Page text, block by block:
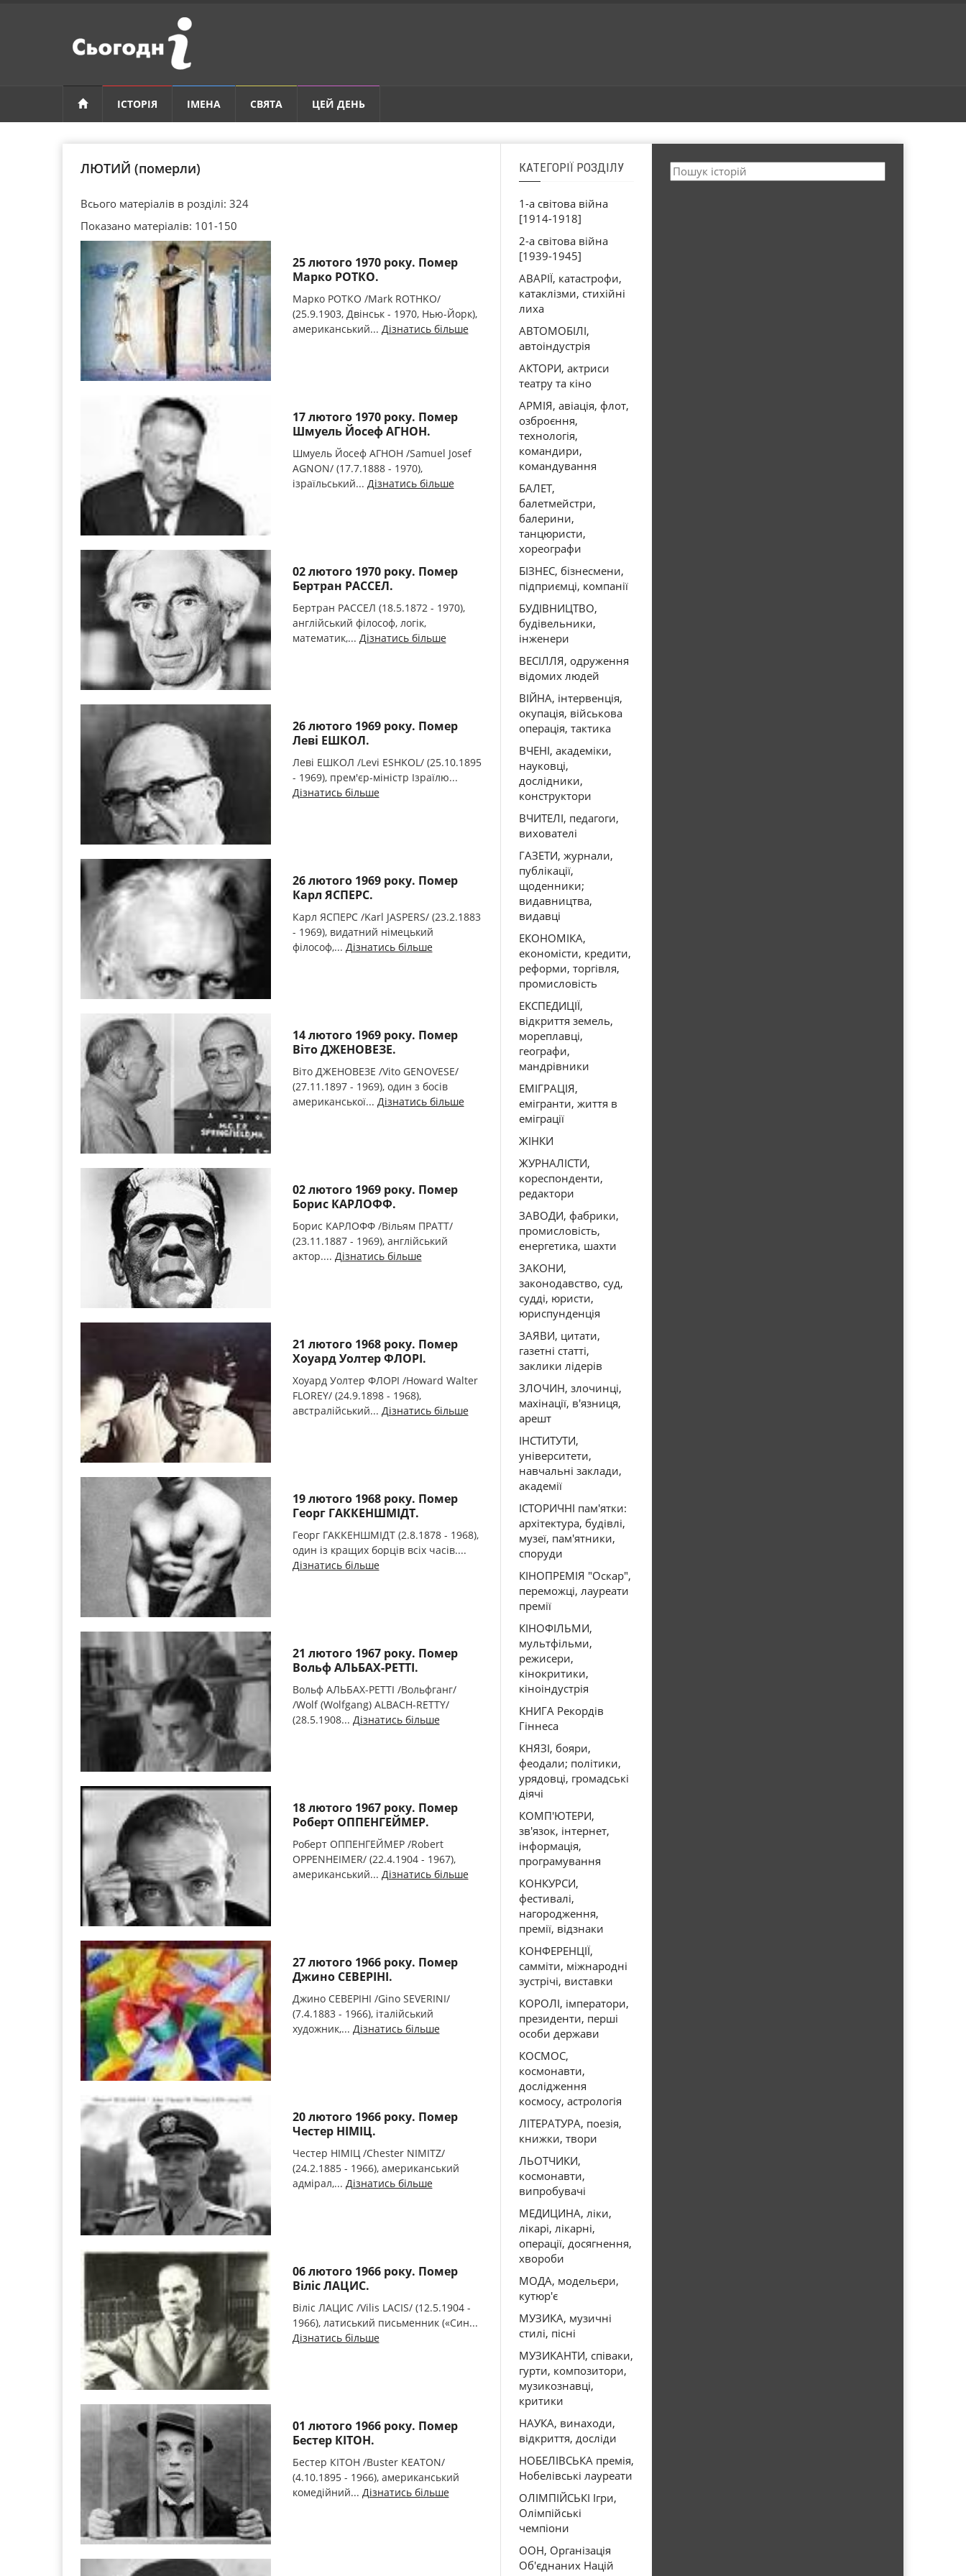
ІСТОРІЯ ІМЕНА СВЯТА ЦЕЙ ДЕНЬ
ЛЮТИЙ (померли)
Всього матеріалів в розділі: 324
Показано матеріалів: 101-150
25 лютого 1970 року. Помер
Марко РОТКО.
Марко РОТКО /Mark ROTHKO/
(25.9.1903, Двінськ - 1970, Нью-Йорк),
американський... Дізнатись більше
17 лютого 1970 року. Помер
Шмуель Йосеф АГНОН.
Шмуель Йосеф АГНОН /Samuel Josef
AGNON/ (17.7.1888 - 1970),
ізраїльський... Дізнатись більше
02 лютого 1970 року. Помер
Бертран РАССЕЛ.
Бертран РАССЕЛ (18.5.1872 - 1970),
англійський філософ, логік,
математик,... Дізнатись більше
26 лютого 1969 року. Помер
Леві ЕШКОЛ.
Леві ЕШКОЛ /Levi ESHKOL/ (25.10.1895
- 1969), прем'єр-міністр Ізраїлю...
Дізнатись більше
26 лютого 1969 року. Помер
Карл ЯСПЕРС.
Карл ЯСПЕРС /Karl JASPERS/ (23.2.1883
- 1969), видатний німецький
філософ,... Дізнатись більше
14 лютого 1969 року. Помер
Віто ДЖЕНОВЕЗЕ.
Віто ДЖЕНОВЕЗЕ /Vito GENOVESE/
(27.11.1897 - 1969), один з босів
американської... Дізнатись більше
02 лютого 1969 року. Помер
Борис КАРЛОФФ.
Борис КАРЛОФФ /Вільям ПРАТТ/
(23.11.1887 - 1969), англійський
актор.... Дізнатись більше
21 лютого 1968 року. Помер
Хоуард Уолтер ФЛОРІ.
Хоуард Уолтер ФЛОРІ /Howard Walter
FLOREY/ (24.9.1898 - 1968),
австралійський... Дізнатись більше
19 лютого 1968 року. Помер
Георг ГАККЕНШМІДТ.
Георг ГАККЕНШМІДТ (2.8.1878 - 1968),
один із кращих борців всіх часів....
Дізнатись більше
21 лютого 1967 року. Помер
Вольф АЛЬБАХ-РЕТТІ.
Вольф АЛЬБАХ-РЕТТІ /Вольфганг/
/Wolf (Wolfgang) ALBACH-RETTY/
(28.5.1908... Дізнатись більше
18 лютого 1967 року. Помер
Роберт ОППЕНГЕЙМЕР.
Роберт ОППЕНГЕЙМЕР /Robert
OPPENHEIMER/ (22.4.1904 - 1967),
американський... Дізнатись більше
27 лютого 1966 року. Помер
Джино СЕВЕРІНІ.
Джино СЕВЕРІНІ /Gino SEVERINI/
(7.4.1883 - 1966), італійський
художник,... Дізнатись більше
20 лютого 1966 року. Помер
Честер НІМІЦ.
Честер НІМІЦ /Chester NIMITZ/
(24.2.1885 - 1966), американський
адмірал,... Дізнатись більше
06 лютого 1966 року. Помер
Віліс ЛАЦИС.
Віліс ЛАЦИС /Vilis LACIS/ (12.5.1904 -
1966), латиський письменник («Син...
Дізнатись більше
01 лютого 1966 року. Помер
Бестер КІТОН.
Бестер КІТОН /Buster KEATON/
(4.10.1895 - 1966), американський
комедійний... Дізнатись більше
КАТЕГОРІЇ РОЗДІЛУ
1-а світова війна
[1914-1918]
2-а світова війна
[1939-1945]
АВАРІЇ, катастрофи,
катаклізми, стихійні
лиха
АВТОМОБІЛІ,
автоіндустрія
АКТОРИ, актриси
театру та кіно
АРМІЯ, авіація, флот,
озброєння,
технологія,
командири,
командування
БАЛЕТ,
балетмейстри,
балерини,
танцюристи,
хореографи
БІЗНЕС, бізнесмени,
підприємці, компанії
БУДІВНИЦТВО,
будівельники,
інженери
ВЕСІЛЛЯ, одруження
відомих людей
ВІЙНА, інтервенція,
окупація, військова
операція, тактика
ВЧЕНІ, академіки,
науковці,
дослідники,
конструктори
ВЧИТЕЛІ, педагоги,
вихователі
ГАЗЕТИ, журнали,
публікації,
щоденники;
видавництва,
видавці
ЕКОНОМІКА,
економісти, кредити,
реформи, торгівля,
промисловість
ЕКСПЕДИЦІЇ,
відкриття земель,
мореплавці,
географи,
мандрівники
ЕМІГРАЦІЯ,
емігранти, життя в
еміграції
ЖІНКИ
ЖУРНАЛІСТИ,
кореспонденти,
редактори
ЗАВОДИ, фабрики,
промисловість,
енергетика, шахти
ЗАКОНИ,
законодавство, суд,
судді, юристи,
юриспунденція
ЗАЯВИ, цитати,
газетні статті,
заклики лідерів
ЗЛОЧИН, злочинці,
махінації, в'язниця,
арешт
ІНСТИТУТИ,
університети,
навчальні заклади,
академії
ІСТОРИЧНІ пам'ятки:
архітектура, будівлі,
музеї, пам'ятники,
споруди
КІНОПРЕМІЯ "Оскар",
переможці, лауреати
премії
КІНОФІЛЬМИ,
мультфільми,
режисери,
кінокритики,
кіноіндустрія
КНИГА Рекордів
Гіннеса
КНЯЗІ, бояри,
феодали; політики,
урядовці, громадські
діячі
КОМП'ЮТЕРИ,
зв'язок, інтернет,
інформація,
програмування
КОНКУРСИ,
фестивалі,
нагородження,
премії, відзнаки
КОНФЕРЕНЦІЇ,
самміти, міжнародні
зустрічі, виставки
КОРОЛІ, імператори,
президенти, перші
особи держави
КОСМОС,
космонавти,
дослідження
космосу, астрологія
ЛІТЕРАТУРА, поезія,
книжки, твори
ЛЬОТЧИКИ,
космонавти,
випробувачі
МЕДИЦИНА, ліки,
лікарі, лікарні,
операції, досягнення,
хвороби
МОДА, модельєри,
кутюр'є
МУЗИКА, музичні
стилі, пісні
МУЗИКАНТИ, співаки,
гурти, композитори,
музикознавці,
критики
НАУКА, винаходи,
відкриття, досліди
НОБЕЛІВСЬКА премія,
Нобелівські лауреати
ОЛІМПІЙСЬКІ Ігри,
Олімпійські
чемпіони
ООН, Організація
Об'єднаних Націй